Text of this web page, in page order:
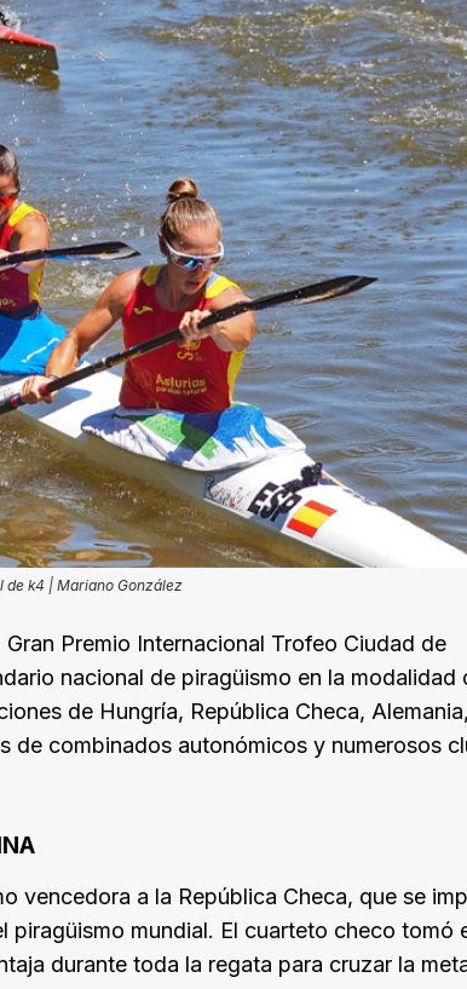
de k4 | Mariano González
Premio Internacional Trofeo Ciudad de
nacional de piragüismo en la modalidad
de Hungría, República Checa, Alemania,
de combinados autonómicos y numerosos
vencedora a la República Checa, que se
mundial. El cuarteto checo tomó
durante toda la regata para cruzar la